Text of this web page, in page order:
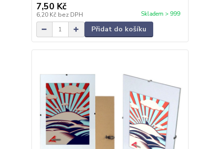
7,50 Kč
6,20 Kč bez DPH Skladem > 999
Přidat do košíku